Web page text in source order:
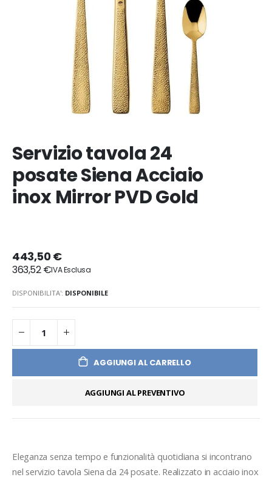
Servizio tavola 24
posate Siena Acciaio
inox Mirror PVD Gold
443,50 €
363,52 €
DISPONIBILITA': DISPONIBILE
AGGIUNGI AL CARRELLO
AGGIUNGI AL PREVENTIVO
Eleganza senza tempo e funzionalità quotidiana si incontrano
nel servizio tavola Siena da 24 posate. Realizzato in acciaio inox